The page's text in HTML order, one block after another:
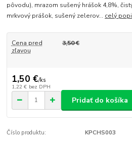
pôvodu), mrazom sušený hrášok 4,8%,
mrkvový prášok, sušený zelerov... celý
Cena pred
zľavou
3,50 €
1,50 €/ks
1,22 € bez DPH
Pridať do košíka
Číslo produktu: KPCHS003